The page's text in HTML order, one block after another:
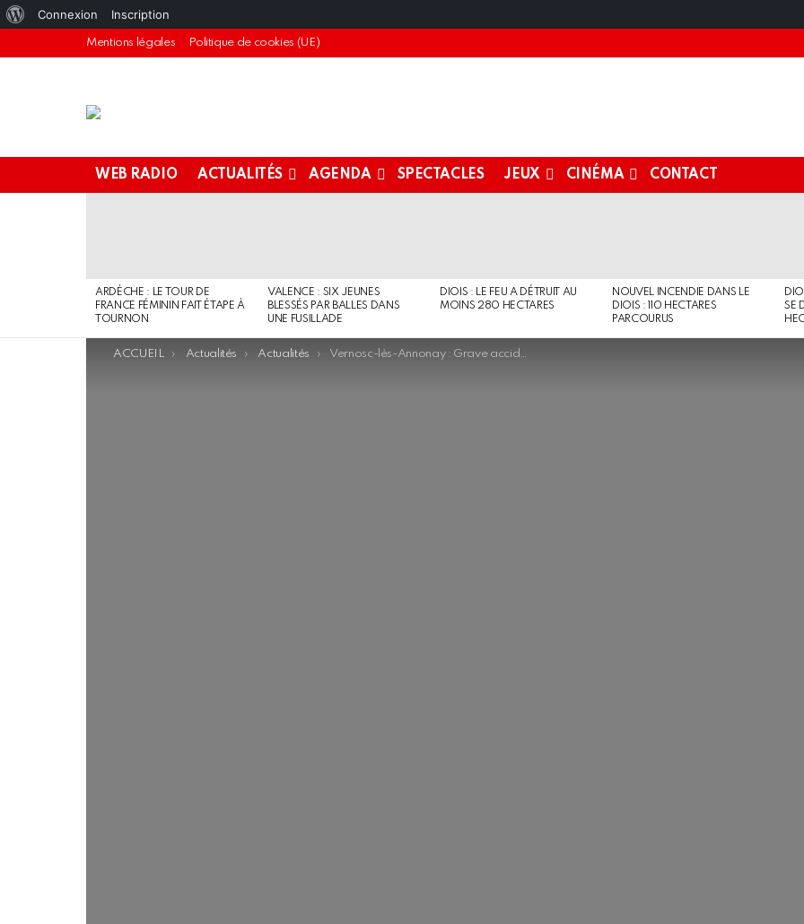
Mentions légales Politique de cookies (UE)
WEB RADIO ACTUALITÉS AGENDA SPECTACLES JEUX CINÉMA CONTACT
ARDÈCHE : LE TOUR DE
FRANCE FÉMININ FAIT ÉTAPE À
TOURNON
VALENCE : SIX JEUNES
BLESSÉS PAR BALLES DANS
UNE FUSILLADE
DIOIS : LE FEU A DÉTRUIT AU
MOINS 280 HECTARES
NOUVEL INCENDIE DANS LE
DIOIS : 110 HECTARES
PARCOURUS
SE
You are here:
ACCUEIL Actualités Actualités Vernosc-lès-Annonay : Grave accident de la route hier soir
Connexion Inscription